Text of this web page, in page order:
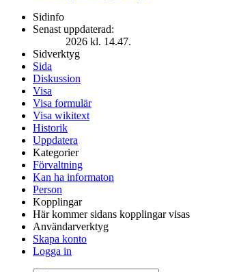
Sidinfo
Senast uppdaterad:
2026 kl. 14.47.
Sidverktyg
Sida
Diskussion
Visa
Visa formulär
Visa wikitext
Historik
Uppdatera
Kategorier
Förvaltning
Kan ha informaton
Person
Kopplingar
Här kommer sidans kopplingar visas
Användarverktyg
Skapa konto
Logga in